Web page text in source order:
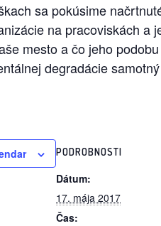
sa pokúsime
na pracoviskách a
mesto a čo jeho
degradácie
PODROBNOSTI
Dátum:
17. mája 2017
Čas: